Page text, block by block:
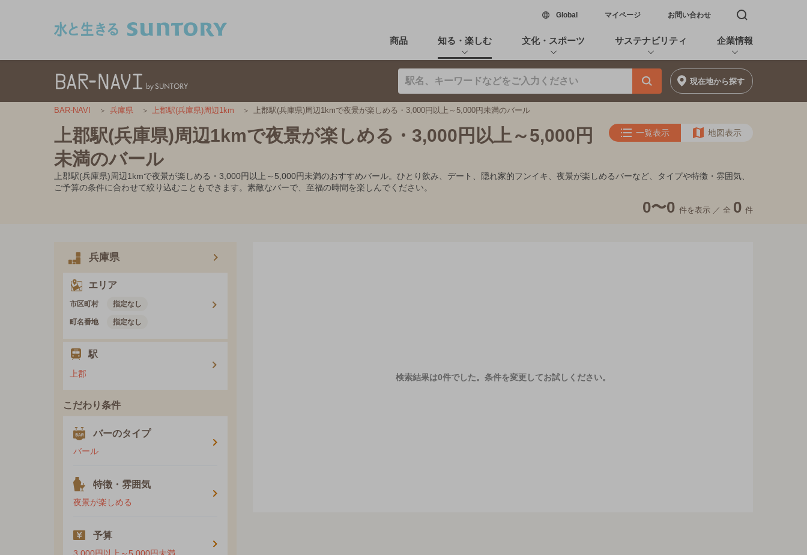
Global新しいウィンドウで開く
マイページ お問い合わせ 検索窓を開く
商品 知る・楽しむ 文化・スポーツ サステナビリティ 企業情報
現在地から探す
BAR-NAVI 兵庫県 上郡駅(兵庫県)周辺1km 上郡駅(兵庫県)周辺1kmで夜景が楽しめる・3,000円以上～5,000円未満のバール
上郡駅(兵庫県)周辺1kmで夜景が楽しめる・3,000円以上～5,000円
未満のバール
一覧表示 地図表示
上郡駅(兵庫県)周辺1kmで夜景が楽しめる・3,000円以上～5,000円未満のおすすめバール。ひとり飲み、デート、隠れ家的フンイキ、夜景が楽しめるバーなど、タイプや特徴・雰囲気、
ご予算の条件に合わせて絞り込むこともできます。素敵なバーで、至福の時間を楽しんでください。
0〜0 件を表示 ／ 全 0 件
兵庫県
エリア
市区町村 指定なし
町名番地 指定なし
駅
上郡
こだわり条件
バーのタイプ
バール
特徴・雰囲気
夜景が楽しめる
予算
検索結果は0件でした。 条件を変更してお試しください。